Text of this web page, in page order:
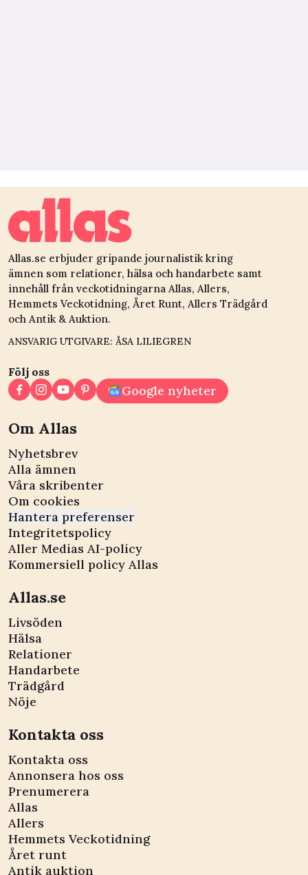
Allas.se erbjuder gripande journalistik kring
ämnen som relationer, hälsa och handarbete samt
innehåll från veckotidningarna Allas, Allers,
Hemmets Veckotidning, Året Runt, Allers Trädgård
och Antik & Auktion.
ANSVARIG UTGIVARE: ÅSA LILIEGREN
Följ oss
Google nyheter
Om Allas
Nyhetsbrev
Alla ämnen
Våra skribenter
Om cookies
Hantera preferenser
Integritetspolicy
Aller Medias AI-policy
Kommersiell policy Allas
Allas.se
Livsöden
Hälsa
Relationer
Handarbete
Trädgård
Nöje
Kontakta oss
Kontakta oss
Annonsera hos oss
Prenumerera
Allas
Allers
Hemmets Veckotidning
Året runt
Antik auktion